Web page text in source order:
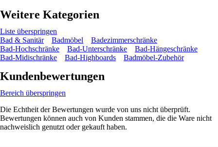
Weitere Kategorien
Liste überspringen
Bad & Sanitär
Badmöbel
Badezimmerschränke
Bad-Hochschränke
Bad-Unterschränke
Bad-Hängeschränke
Bad-Midischränke
Bad-Highboards Badmöbel-Zubehör
Kundenbewertungen
Bereich überspringen
Die Echtheit der Bewertungen wurde von uns nicht überprüft.
Bewertungen können auch von Kunden stammen, die die Ware nicht
nachweislich genutzt oder gekauft haben.